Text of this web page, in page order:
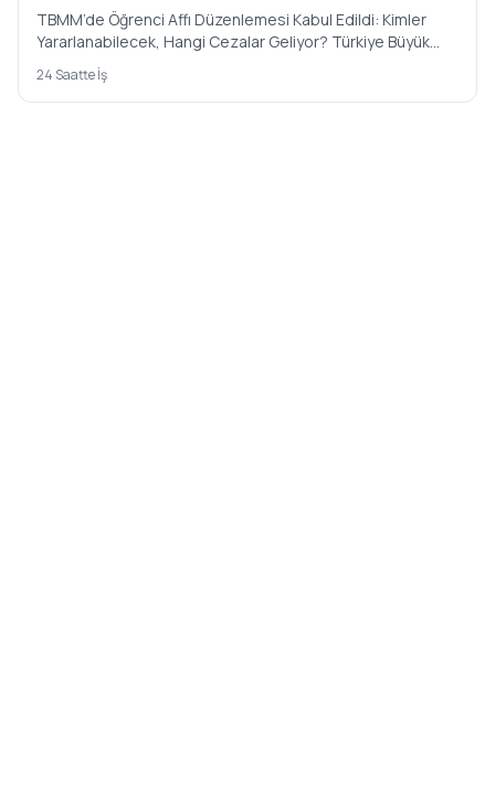
TBMM’de Öğrenci Affı Düzenlemesi Kabul Edildi: Kimler
Yararlanabilecek, Hangi Cezalar Geliyor? Türkiye Büyük
Millet Mecl…
24 Saatte İş